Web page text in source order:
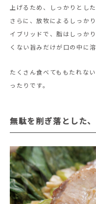
上げるため、しっかりとし
さらに、放牧によるしっか
イブリッドで、脂はしっか
くない旨みだけが口の中に溶
たくさん食べてももたれな
ったりです。
無駄を削ぎ落とした